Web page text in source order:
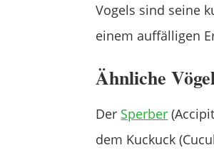
Vogels sind seine
einem auffälligen
Ähnliche
Der Sperber
dem Kuckuck